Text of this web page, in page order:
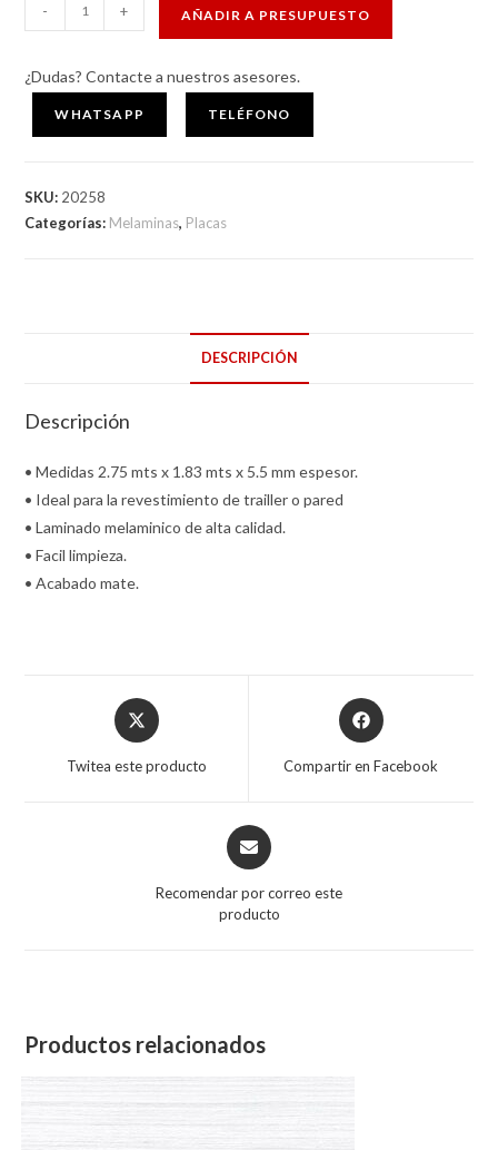
5.5
LINO
CHIARO
cantidad
- + AÑADIR A PRESUPUESTO
¿Dudas? Contacte a nuestros asesores.
WHATSAPP TELÉFONO
SKU: 20258
Categorías: Melaminas, Placas
DESCRIPCIÓN
Descripción
• Medidas 2.75 mts x 1.83 mts x 5.5 mm espesor.
• Ideal para la revestimiento de trailler o pared
• Laminado melaminico de alta calidad.
• Facil limpieza.
• Acabado mate.
Opens
in
Twitea este producto
Opens
in
Compartir en Facebook
Opens
in
new
Recomendar por correo este
producto
Productos relacionados